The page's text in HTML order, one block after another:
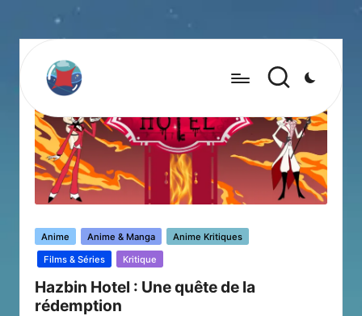
Posted
in
Anime Anime & Manga
Anime Kritiques
Films & Séries
Kritique
Hazbin Hotel : Une quête de la
rédemption